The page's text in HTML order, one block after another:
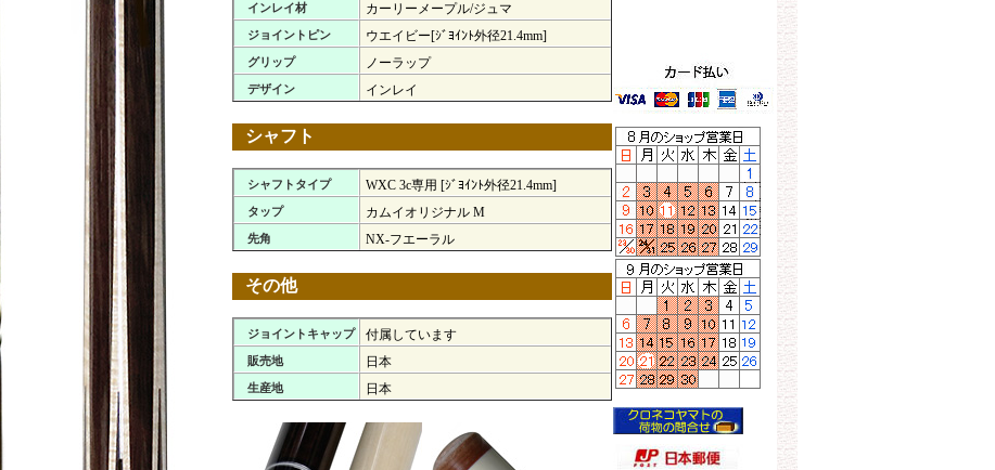
インレイ材 カーリーメープル/ジュマ
ジョイントピン ウエイビー[ｼﾞﾖｲﾝﾄ外径21.4mm]
グリップ ノーラップ
デザイン インレイ
シャフト
シャフトタイプ WXC 3c専用 [ｼﾞﾖｲﾝﾄ外径21.4mm]
タップ カムイオリジナル M
先角 NX-フエーラル
その他
ジョイントキャップ 付属しています
販売地 日本
生産地 日本